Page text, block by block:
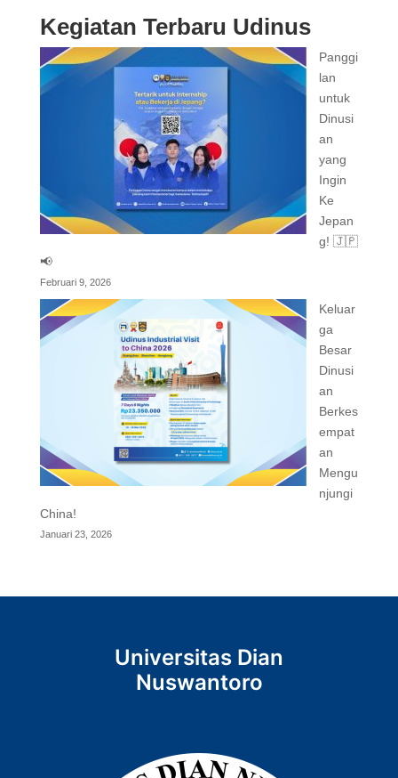
Kegiatan Terbaru Udinus
Panggi
lan
untuk
Dinusi
an
yang
Ingin
Ke
Jepan
g! 🇯🇵
📢
Februari 9, 2026
Keluar
ga
Besar
Dinusi
an
Berkes
empat
an
Mengu
njungi
China!
Januari 23, 2026
Universitas Dian
Nuswantoro